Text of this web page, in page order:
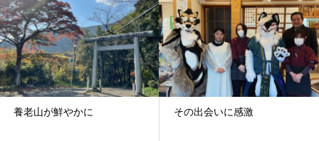
養老山が鮮やかに その出会いに感激